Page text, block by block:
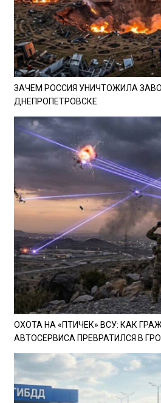
ЗАЧЕМ РОССИЯ УНИЧТОЖИЛА
ДНЕПРОПЕТРОВСКЕ
ОХОТА НА «ПТИЧЕК» ВСУ: КАК
АВТОСЕРВИСА ПРЕВРАТИЛСЯ В